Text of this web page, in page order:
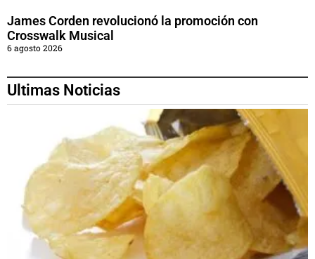
James Corden revolucionó la promoción con
Crosswalk Musical
6 agosto 2026
Ultimas Noticias